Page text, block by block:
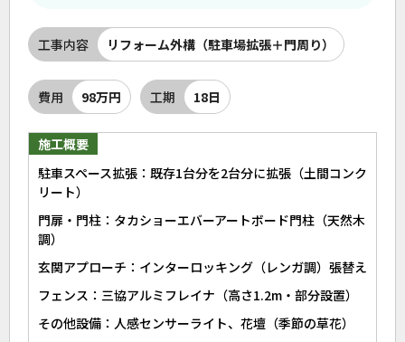
工事内容 リフォーム外構（駐車場拡張＋門周り）
費用 98万円 工期 18日
施工概要
駐車スペース拡張：既存1台分を2台分に拡張（土間コンク
リート）
門扉・門柱：タカショーエバーアートボード門柱（天然木
調）
玄関アプローチ：インターロッキング（レンガ調）張替え
フェンス：三協アルミフレイナ（高さ1.2m・部分設置）
その他設備：人感センサーライト、花壇（季節の草花）